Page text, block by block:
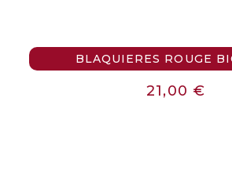
BLAQUIERES ROUGE
21,00 €